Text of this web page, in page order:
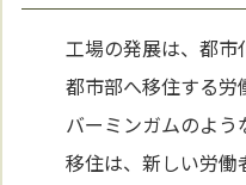
工場の発展は、都
都市部へ移住する労
バーミンガムのよう
移住は、新しい労働